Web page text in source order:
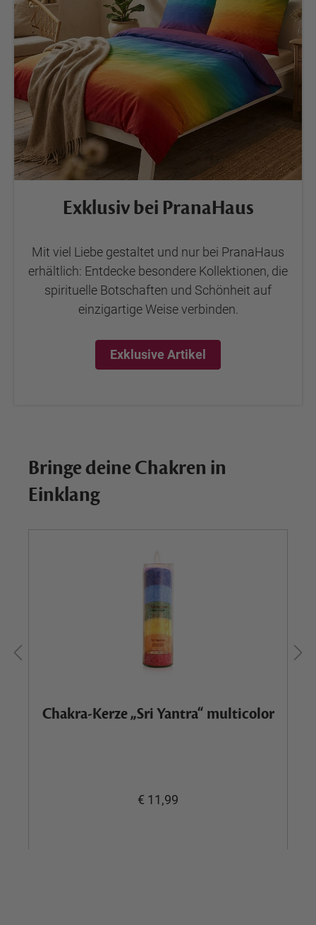
Exklusiv bei PranaHaus
Mit viel Liebe gestaltet und nur bei PranaHaus
erhältlich: Entdecke besondere Kollektionen, die
spirituelle Botschaften und Schönheit auf
einzigartige Weise verbinden.
Exklusive Artikel
Bringe deine Chakren in
Einklang
Chakra-Kerze „Sri Yantra“ multicolor
€ 11,99